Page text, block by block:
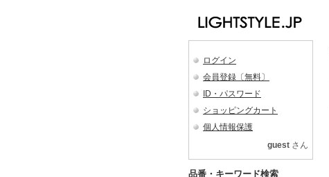
ログイン
会員登録〔無料〕
ID・パスワード
ショッピングカート
個人情報保護
guest さん
品番・キーワード検索